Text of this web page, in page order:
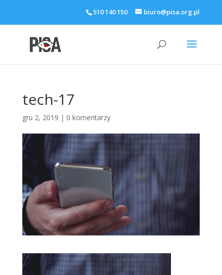
510 140 150 biuro@pisa.org.pl
tech-17
gru 2, 2019 | 0 komentarzy